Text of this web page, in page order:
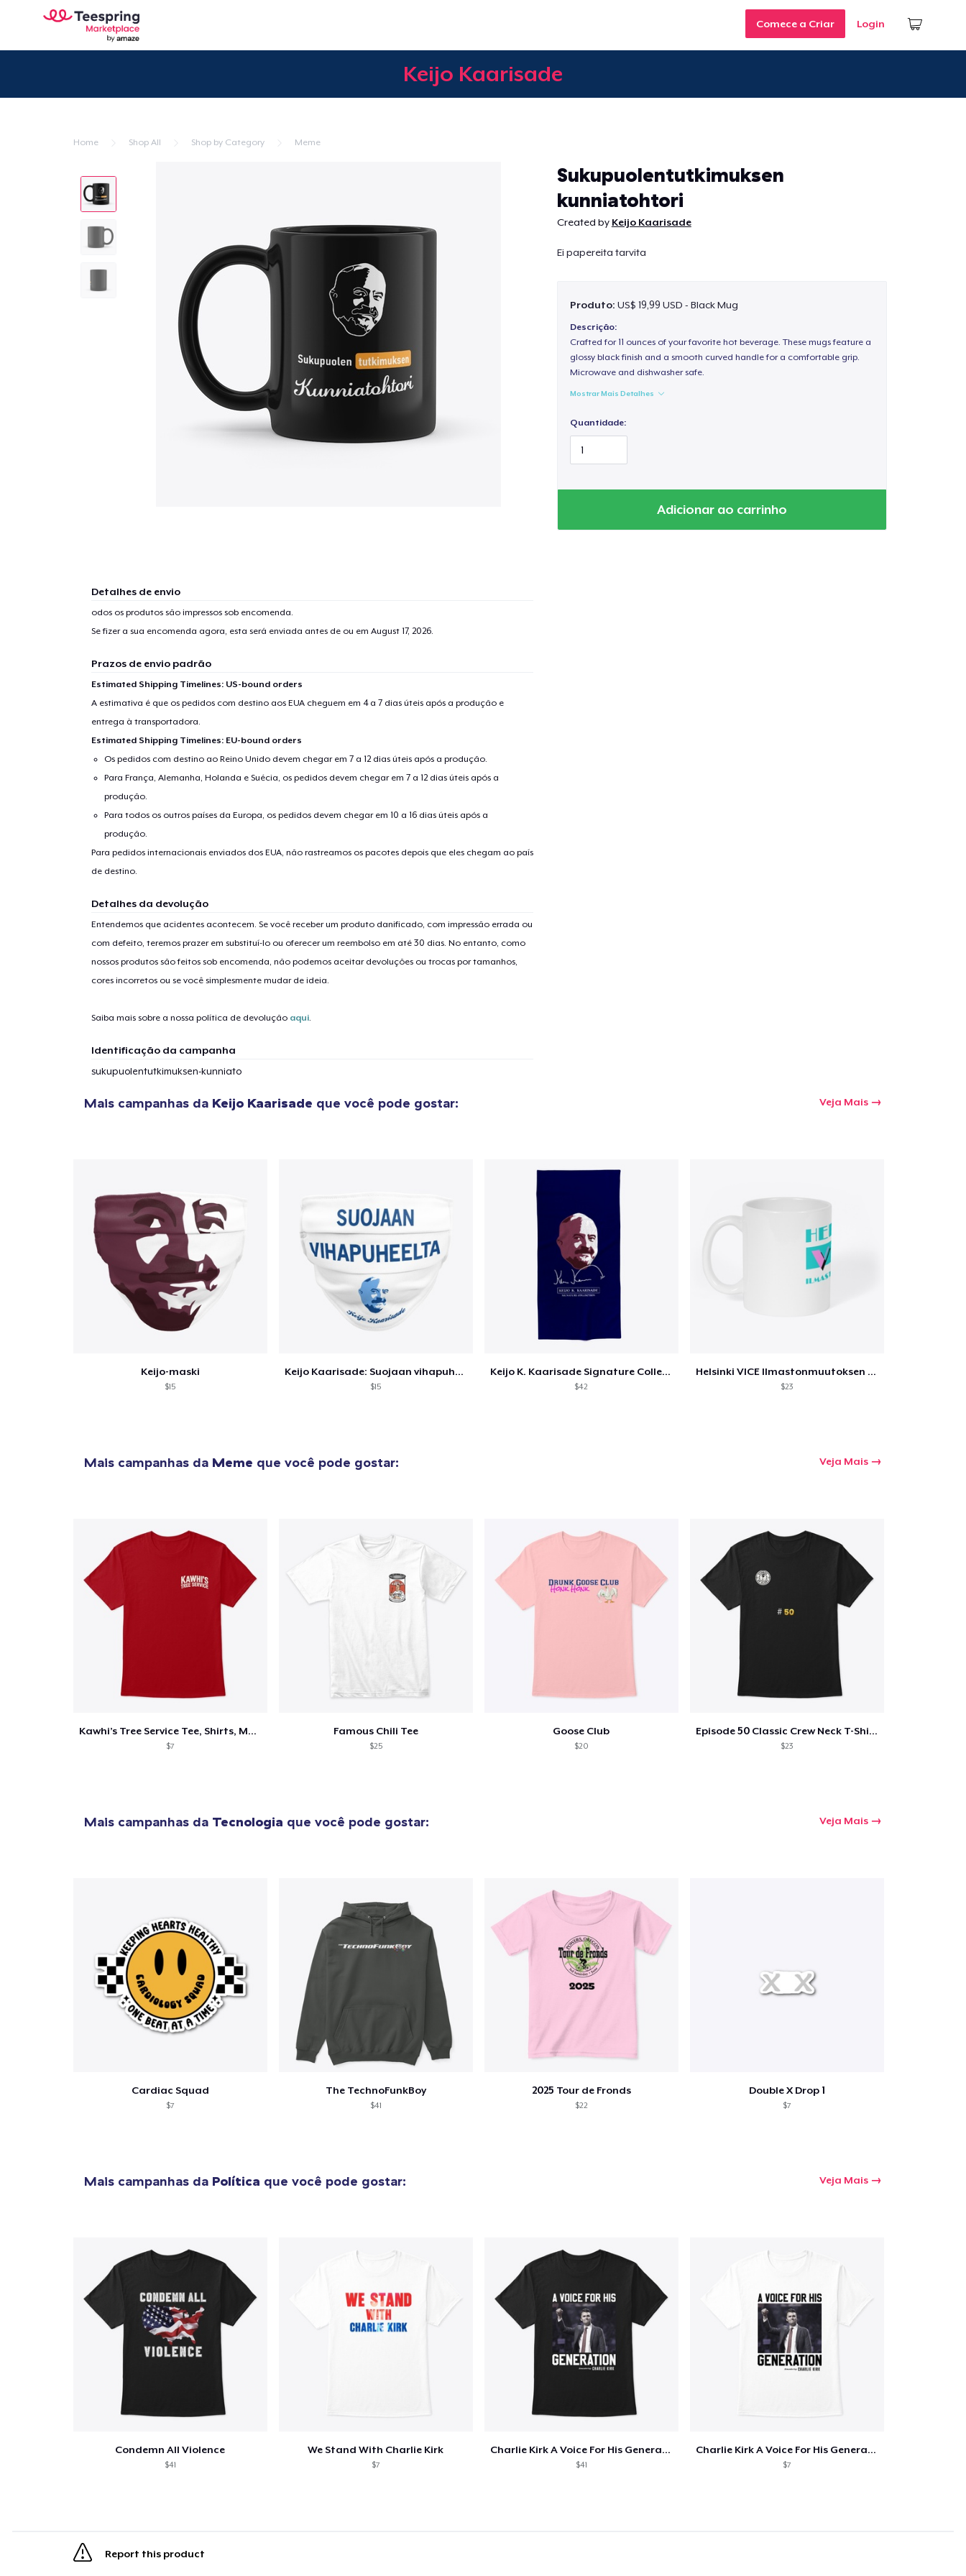
Comece a Criar Login
Keijo Kaarisade
Home Shop All Shop by Category Meme
Sukupuolentutkimuksen
kunniatohtori
Created by Keijo Kaarisade
Ei papereita tarvita
Produto: US$ 19,99 USD - Black Mug
Descrição:
Crafted for 11 ounces of your favorite hot beverage. These mugs feature a
glossy black finish and a smooth curved handle for a comfortable grip.
Microwave and dishwasher safe.
Mostrar Mais Detalhes
Quantidade:
Adicionar ao carrinho
Detalhes de envio
odos os produtos são impressos sob encomenda.
Se fizer a sua encomenda agora, esta será enviada antes de ou em August 17, 2026.
Prazos de envio padrão
Estimated Shipping Timelines: US-bound orders
A estimativa é que os pedidos com destino aos EUA cheguem em 4 a 7 dias úteis após a produção e
entrega à transportadora.
Estimated Shipping Timelines: EU-bound orders
Os pedidos com destino ao Reino Unido devem chegar em 7 a 12 dias úteis após a produção.
Para França, Alemanha, Holanda e Suécia, os pedidos devem chegar em 7 a 12 dias úteis após a
produção.
Para todos os outros países da Europa, os pedidos devem chegar em 10 a 16 dias úteis após a
produção.
Para pedidos internacionais enviados dos EUA, não rastreamos os pacotes depois que eles chegam ao país
de destino.
Detalhes da devolução
Entendemos que acidentes acontecem. Se você receber um produto danificado, com impressão errada ou
com defeito, teremos prazer em substituí-lo ou oferecer um reembolso em até 30 dias. No entanto, como
nossos produtos são feitos sob encomenda, não podemos aceitar devoluções ou trocas por tamanhos,
cores incorretos ou se você simplesmente mudar de ideia.
Saiba mais sobre a nossa política de devolução aqui.
Identificação da campanha
sukupuolentutkimuksen-kunniato
Mais campanhas da Keijo Kaarisade que você pode gostar: Veja Mais
Keijo-maski
$15
Keijo Kaarisade: Suojaan vihapuheelta
$15
Keijo K. Kaarisade Signature Collection
$42
Helsinki VICE Ilmastonmuutoksen jälkeen
$23
Mais campanhas da Meme que você pode gostar: Veja Mais
Kawhi’s Tree Service Tee, Shirts, Mug
$7
Famous Chili Tee
$25
Goose Club
$20
Episode 50 Classic Crew Neck T-Shirt
$23
Mais campanhas da Tecnologia que você pode gostar: Veja Mais
Cardiac Squad
$7
The TechnoFunkBoy
$41
2025 Tour de Fronds
$22
Double X Drop 1
$7
Mais campanhas da Política que você pode gostar: Veja Mais
Condemn All Violence
$41
We Stand With Charlie Kirk
$7
Charlie Kirk A Voice For His Generation
$41
Charlie Kirk A Voice For His Generation
$7
Report this product
Compra